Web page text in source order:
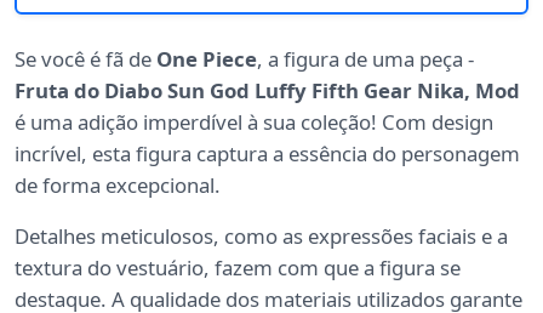
Se você é fã de One Piece, a figura de uma peça -
Fruta do Diabo Sun God Luffy Fifth Gear Nika, Mod
é uma adição imperdível à sua coleção! Com design
incrível, esta figura captura a essência do personagem
de forma excepcional.
Detalhes meticulosos, como as expressões faciais e a
textura do vestuário, fazem com que a figura se
destaque. A qualidade dos materiais utilizados garante